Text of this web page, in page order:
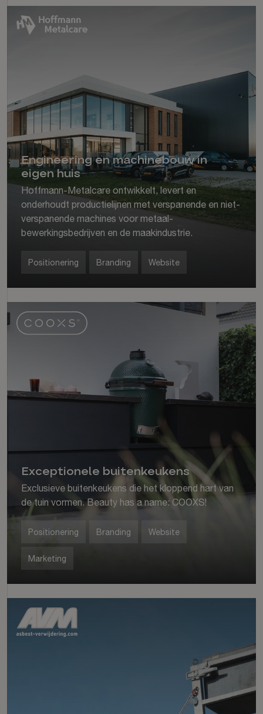
Engineering en machinebouw in
eigen huis
Hoffmann-Metalcare ontwikkelt, levert en
onderhoudt productielijnen met verspanende en niet-
verspanende machines voor metaal-
bewerkingsbedrijven en de maakindustrie.
Positionering Branding Website
Exceptionele buitenkeukens
Exclusieve buitenkeukens die het kloppend hart van
de tuin vormen. Beauty has a name: COOXS!
Positionering Branding Website
Marketing